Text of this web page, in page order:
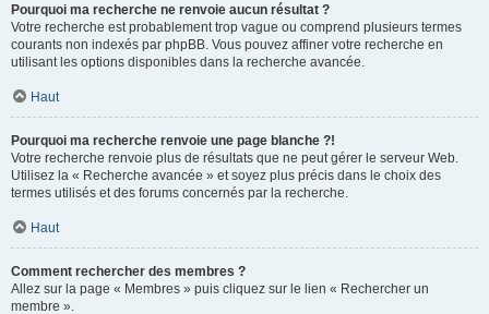
Pourquoi ma recherche ne renvoie aucun résultat ?
Votre recherche est probablement trop vague ou comprend plusieurs termes
courants non indexés par phpBB. Vous pouvez affiner votre recherche en
utilisant les options disponibles dans la recherche avancée.
Haut
Pourquoi ma recherche renvoie une page blanche ?!
Votre recherche renvoie plus de résultats que ne peut gérer le serveur Web.
Utilisez la « Recherche avancée » et soyez plus précis dans le choix des
termes utilisés et des forums concernés par la recherche.
Haut
Comment rechercher des membres ?
Allez sur la page « Membres » puis cliquez sur le lien « Rechercher un
membre ».